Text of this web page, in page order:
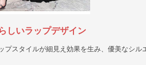
しいラップデザイン
プスタイルが細見え効果を生み、優美なシル